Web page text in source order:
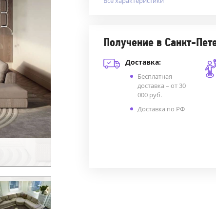
Получение в Санкт-
Доставка:
Бесплатная
доставка – от 30
000 руб.
Доставка по РФ